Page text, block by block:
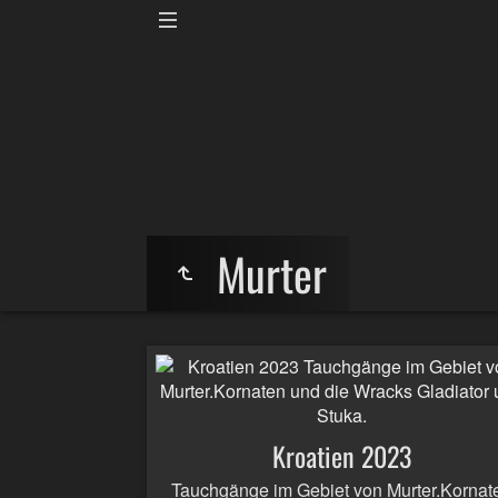
Murter
Kroatien 2023
Tauchgänge im Gebiet von